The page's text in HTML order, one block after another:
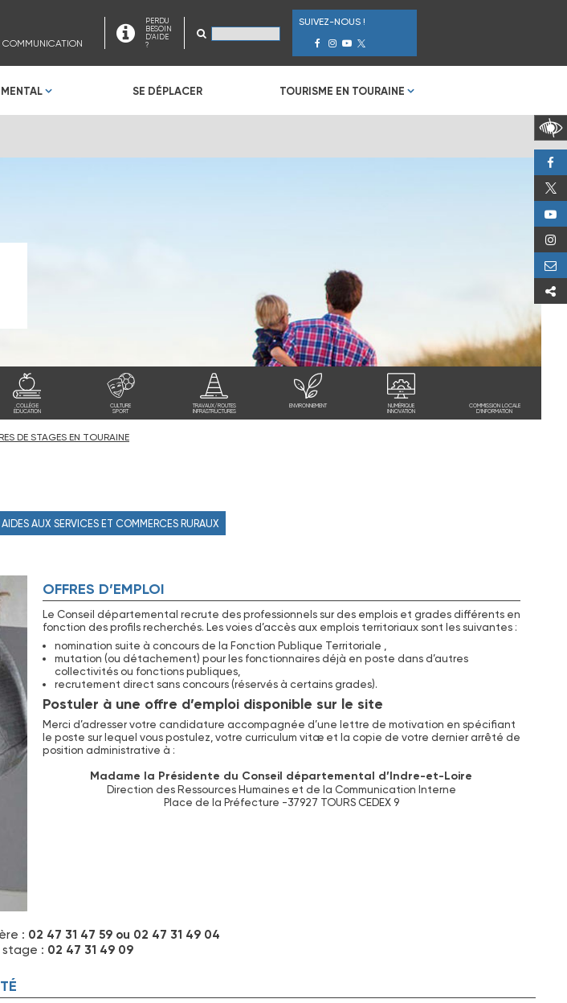
COMMUNICATION
PERDU
BESOIN
D'AIDE
?
SUIVEZ-NOUS !
SE DÉPLACER TOURISME EN TOURAINE
COLLÈGE
ÉDUCATION
CULTURE
SPORT
TRAVAUX/ROUTES
INFRASTRUCTURES
ENVIRONNEMENT
NUMÉRIQUE
INNOVATION
COMMISSION LOCALE
D'INFORMATION
DE STAGES EN TOURAINE
AIDES AUX SERVICES ET COMMERCES RURAUX
OFFRES D’EMPLOI
Le Conseil départemental recrute des professionnels sur des emplois et grades différents en
fonction des profils recherchés. Les voies d’accès aux emplois territoriaux sont les suivantes :
nomination suite à concours de la Fonction Publique Territoriale ,
mutation (ou détachement) pour les fonctionnaires déjà en poste dans d’autres
collectivités ou fonctions publiques,
recrutement direct sans concours (réservés à certains grades).
Postuler à une offre d’emploi disponible sur le site
Merci d’adresser votre candidature accompagnée d’une lettre de motivation en spécifiant
le poste sur lequel vous postulez, votre curriculum vitæ et la copie de votre dernier arrêté de
position administrative à :
Madame la Présidente du Conseil départemental d’Indre-et-Loire
Direction des Ressources Humaines et de la Communication Interne
Place de la Préfecture -37927 TOURS CEDEX 9
: 02 47 31 47 59 ou 02 47 31 49 04
stage : 02 47 31 49 09